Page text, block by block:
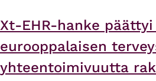
Xt-EHR-hanke
eurooppalaisen
yhteentoimivuutta